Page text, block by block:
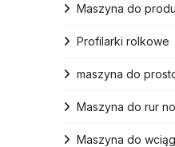
Maszyna do
Profilarki rolkowe
maszyna do
Maszyna do rur
Maszyna do